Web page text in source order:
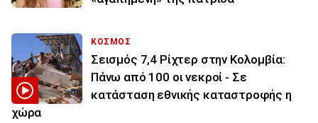
ΚΟΣΜΟΣ
Σεισμός 7,4 Ρίχτερ στην Κολομβία:
Πάνω από 100 οι νεκροί - Σε
κατάσταση εθνικής καταστροφής η
χώρα